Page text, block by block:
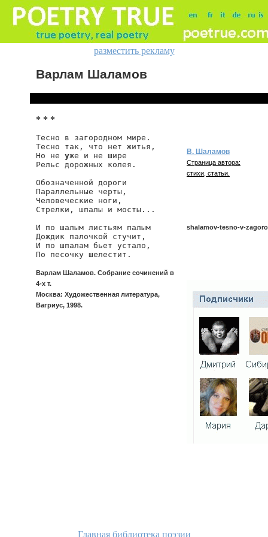
разместить рекламу
Варлам Шаламов
* * *
Тесно в загородном мире.
Тесно так, что нет житья,
Но не уже и не шире
Рельс дорожных колея.
Обозначенной дороги
Параллельные черты,
Человеческие ноги,
Стрелки, шпалы и мосты...
И по шалым листьям палым
Дождик палочкой стучит,
И по шпалам бьет устало,
По песочку шелестит.
Варлам Шаламов. Собрание сочинений в
4-х т.
Москва: Художественная литература,
Вагриус, 1998.
В. Шаламов
Страница автора:
стихи, статьи.
shalamov-tesno-v-
Главная библиотека поэзии